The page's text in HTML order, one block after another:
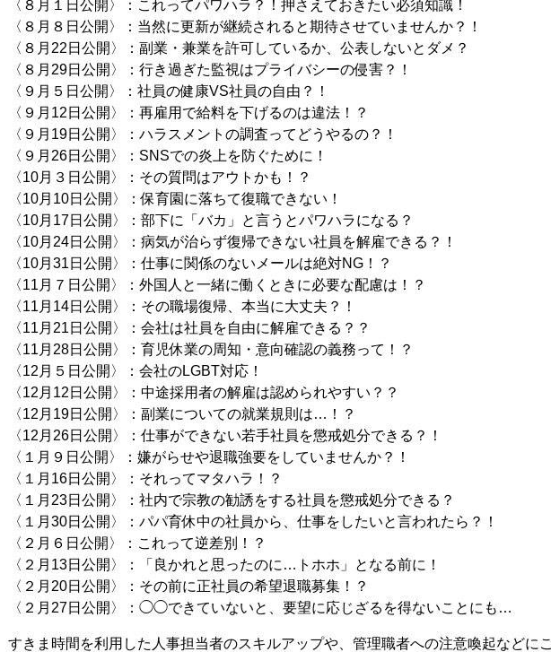
〈８月１日公開〉：これってパワハラ？！押さえておきたい必須知識！
〈８月８日公開〉：当然に更新が継続されると期待させていませんか？！
〈８月22日公開〉：副業・兼業を許可しているか、公表しないとダメ？
〈８月29日公開〉：行き過ぎた監視はプライバシーの侵害？！
〈９月５日公開〉：社員の健康VS社員の自由？！
〈９月12日公開〉：再雇用で給料を下げるのは違法！？
〈９月19日公開〉：ハラスメントの調査ってどうやるの？！
〈９月26日公開〉：SNSでの炎上を防ぐために！
〈10月３日公開〉：その質問はアウトかも！？
〈10月10日公開〉：保育園に落ちて復職できない！
〈10月17日公開〉：部下に「バカ」と言うとパワハラになる？
〈10月24日公開〉：病気が治らず復帰できない社員を解雇できる？！
〈10月31日公開〉：仕事に関係のないメールは絶対NG！？
〈11月７日公開〉：外国人と一緒に働くときに必要な配慮は！？
〈11月14日公開〉：その職場復帰、本当に大丈夫？！
〈11月21日公開〉：会社は社員を自由に解雇できる？？
〈11月28日公開〉：育児休業の周知・意向確認の義務って！？
〈12月５日公開〉：会社のLGBT対応！
〈12月12日公開〉：中途採用者の解雇は認められやすい？？
〈12月19日公開〉：副業についての就業規則は…！？
〈12月26日公開〉：仕事ができない若手社員を懲戒処分できる？！
〈１月９日公開〉：嫌がらせや退職強要をしていませんか？！
〈１月16日公開〉：それってマタハラ！？
〈１月23日公開〉：社内で宗教の勧誘をする社員を懲戒処分できる？
〈１月30日公開〉：パパ育休中の社員から、仕事をしたいと言われたら？！
〈２月６日公開〉：これって逆差別！？
〈２月13日公開〉：「良かれと思ったのに…トホホ」となる前に！
〈２月20日公開〉：その前に正社員の希望退職募集！？
〈２月27日公開〉：◯◯できていないと、要望に応じざるを得ないことにも…
すきま時間を利用した人事担当者のスキルアップや、管理職者への注意喚起などに